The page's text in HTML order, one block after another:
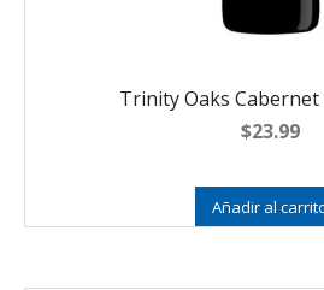
Trinity Oaks
$23.99
Añadir al